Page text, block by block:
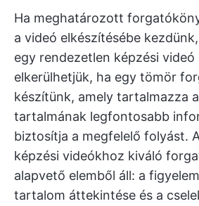
Ha meghatározott
a videó elkészítésébe
egy rendezetlen képzési videó
elkerülhetjük, ha egy tömör
készítünk, amely tartalmazza
tartalmának legfontosabb
biztosítja a megfelelő folyást.
képzési videókhoz kiváló
alapvető elemből áll: a
tartalom áttekintése és a